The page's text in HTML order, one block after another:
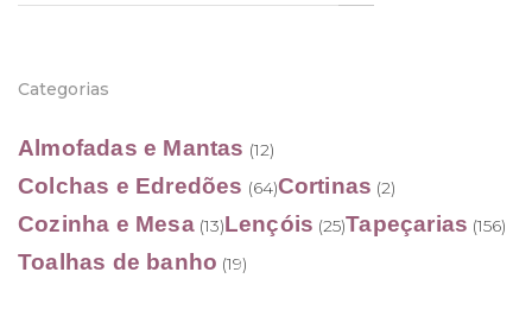
Categorias
Almofadas e Mantas (12)
Colchas e Edredões (64)Cortinas (2)
Cozinha e Mesa (13)Lençóis (25)Tapeçarias (156)
Toalhas de banho (19)